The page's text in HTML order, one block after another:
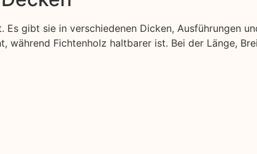
gibt sie in verschiedenen Dicken, Ausführungen
Fichtenholz haltbarer ist. Bei der Länge,